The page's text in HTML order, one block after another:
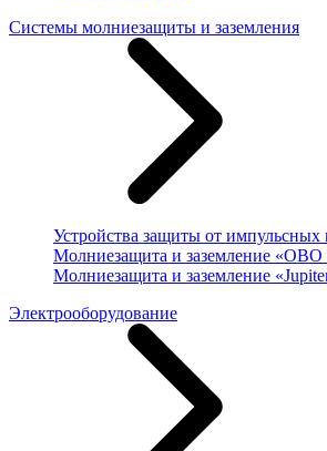
Системы молниезащиты и заземления
Устройства защиты от импульсных
Молниезащита и заземление «OBO
Молниезащита и заземление
Электрооборудование